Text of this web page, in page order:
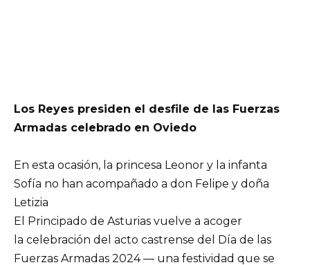
Los Reyes presiden el desfile de las Fuerzas
Armadas celebrado en Oviedo
En esta ocasión, la princesa Leonor y la infanta
Sofía no han acompañado a don Felipe y doña
Letizia
El Principado de Asturias vuelve a acoger
la celebración del acto castrense del Día de las
Fuerzas Armadas 2024 — una festividad que se